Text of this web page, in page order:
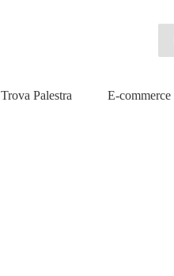
Trova Palestra E-commerce